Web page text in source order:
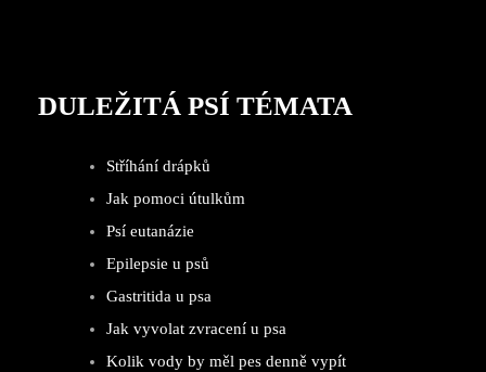
DULEŽITÁ PSÍ TÉMATA
Stříhání drápků
Jak pomoci útulkům
Psí eutanázie
Epilepsie u psů
Gastritida u psa
Jak vyvolat zvracení u psa
Kolik vody by měl pes denně vypít